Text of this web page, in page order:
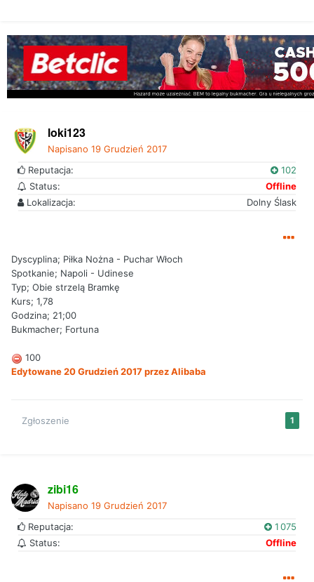
loki123
Napisano 19 Grudzień 2017
Reputacja:
102
Status:
Offline
Lokalizacja:
Dolny Ślask
Dyscyplina; Piłka Nożna - Puchar Włoch
Spotkanie; Napoli - Udinese
Typ; Obie strzelą Bramkę
Kurs; 1,78
Godzina; 21;00
Bukmacher; Fortuna
100
Edytowane20 Grudzień 2017przez Alibaba
1
Zgłoszenie
zibi16
Napisano 19 Grudzień 2017
Reputacja:
1 075
Status:
Offline